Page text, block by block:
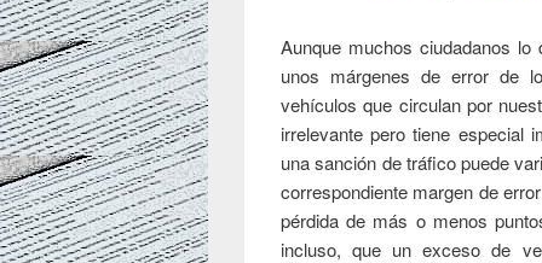
Aunque muchos ciudadanos lo
unos márgenes de error de
vehículos que circulan por
irrelevante pero tiene especial
una sanción de tráfico puede
correspondiente margen de
pérdida de más o menos
incluso, que un exceso de